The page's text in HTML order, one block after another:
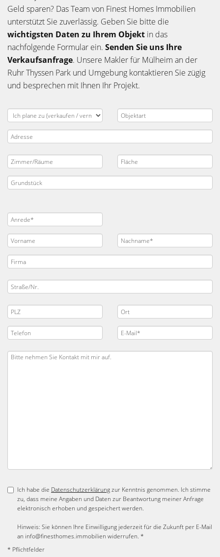
Geld sparen? Das Team von Finest Homes Immobilien
unterstützt Sie zuverlässig. Geben Sie bitte die
wichtigsten Daten zu Ihrem Objekt in das
nachfolgende Formular ein. Senden Sie uns Ihre
Verkaufsanfrage. Unsere Makler für Mülheim an der
Ruhr Thyssen Park und Umgebung kontaktieren Sie zügig
und besprechen mit Ihnen Ihr Projekt.
Ich habe die Datenschutzerklärungzur Kenntnis genommen. Ich stimme
zu, dass meine Angaben und Daten zur Beantwortung meiner Anfrage
elektronisch erhoben und gespeichert werden.
Hinweis: Sie können Ihre Einwilligung jederzeit für die Zukunft per E-Mail
an info@finesthomes.immobilien widerrufen. *
* Pflichtfelder